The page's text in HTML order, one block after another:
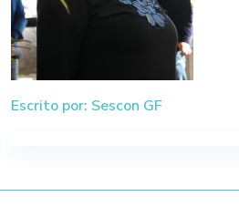
Escrito por: Sescon GF